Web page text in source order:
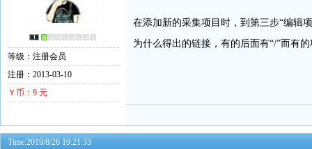
等级：注册会员
注册：2013-03-10
Ｙ币：9 元
在添加新的采集项目时，到第三步“编辑
为什么得出的链接，有的后面有“/”而有的
Time:2019/8/26 19:21:33